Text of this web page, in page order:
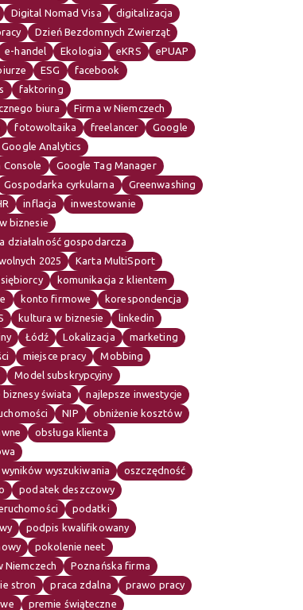
Digital Nomad Visa
digitalizacja
Dzień Bezdomnych Zwierząt
e-handel Ekologia eKRS
ePUAP
ESG
facebook
faktoring
biura
Firma w Niemczech
fotowoltaika freelancer
Google
Google Analytics
Console
Google Tag Manager
Gospodarka cyrkularna
Greenwashing
inflacja
inwestowanie
biznesie
działalność gospodarcza
2025
Karta MultiSport
komunikacja z klientem
konto firmowe
korespondencja
kultura w biznesie
linkedin
Łódź Lokalizacja
marketing
miejsce pracy
Mobbing
Model subskrypcyjny
świata
najlepsze inwestycje
NIP
obniżenie kosztów
obsługa klienta
wyszukiwania
oszczędność
podatek deszczowy
podatki
podpis kwalifikowany
pokolenie neet
Niemczech
Poznańska firma
stron
praca zdalna
prawo pracy
premie świąteczne